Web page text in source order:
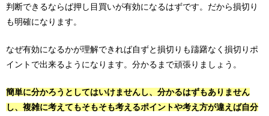
判断できるならば押し目買いが有効になるはずです。だから損切り
も明確になります。
なぜ有効になるかが理解できれば自ずと損切りも躊躇なく損切りポ
イントで出来るようになります。分かるまで頑張りましょう。
簡単に分かろうとしてはいけませんし、分かるはずもありません
し、複雑に考えてもそもそも考えるポイントや考え方が違えば自分